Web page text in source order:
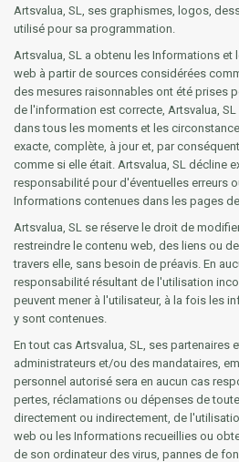
Artsvalua, SL, ses graphismes, logos,
utilisé pour sa programmation.
Artsvalua, SL a obtenu les Informations
web à partir de sources considérées
des mesures raisonnables ont été prises
de l'information est correcte, Artsvalua,
dans tous les moments et les
exacte, complète, à jour et, par
comme si elle était. Artsvalua, SL décline
responsabilité pour d'éventuelles erreurs
Informations contenues dans les pages
Artsvalua, SL se réserve le droit de
restreindre le contenu web, des liens ou
travers elle, sans besoin de préavis. En
responsabilité résultant de l'utilisation
peuvent mener à l'utilisateur, à la fois les
y sont contenues.
En tout cas Artsvalua, SL, ses partenaires
administrateurs et/ou des mandataires,
personnel autorisé sera en aucun cas
pertes, réclamations ou dépenses de
directement ou indirectement, de
web ou les Informations recueillies ou
de son ordinateur des virus, pannes de